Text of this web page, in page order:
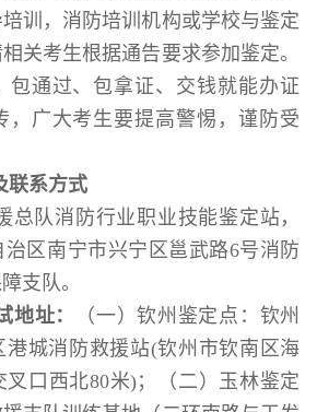
训，消防培训机构或学校与鉴定
关考生根据通告要求参加鉴定。
包通过、包拿证、交钱就能办证
，广大考生要提高警惕，谨防受
联系方式
总队消防行业职业技能鉴定站，
区南宁市兴宁区邕武路6号消防
支队。
地址：
（一）钦州鉴定点：钦州
港城消防救援站(钦州市钦南区海
叉口西北80米)；（二）玉林鉴定